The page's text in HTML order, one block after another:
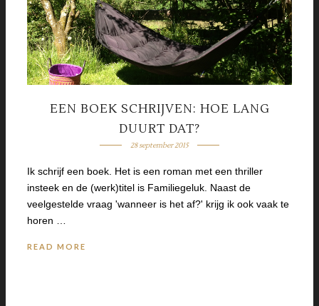
EEN BOEK SCHRIJVEN: HOE LANG
DUURT DAT?
28 september 2015
Ik schrijf een boek. Het is een roman met een thriller
insteek en de (werk)titel is Familiegeluk. Naast de
veelgestelde vraag 'wanneer is het af?' krijg ik ook vaak te
horen …
READ MORE